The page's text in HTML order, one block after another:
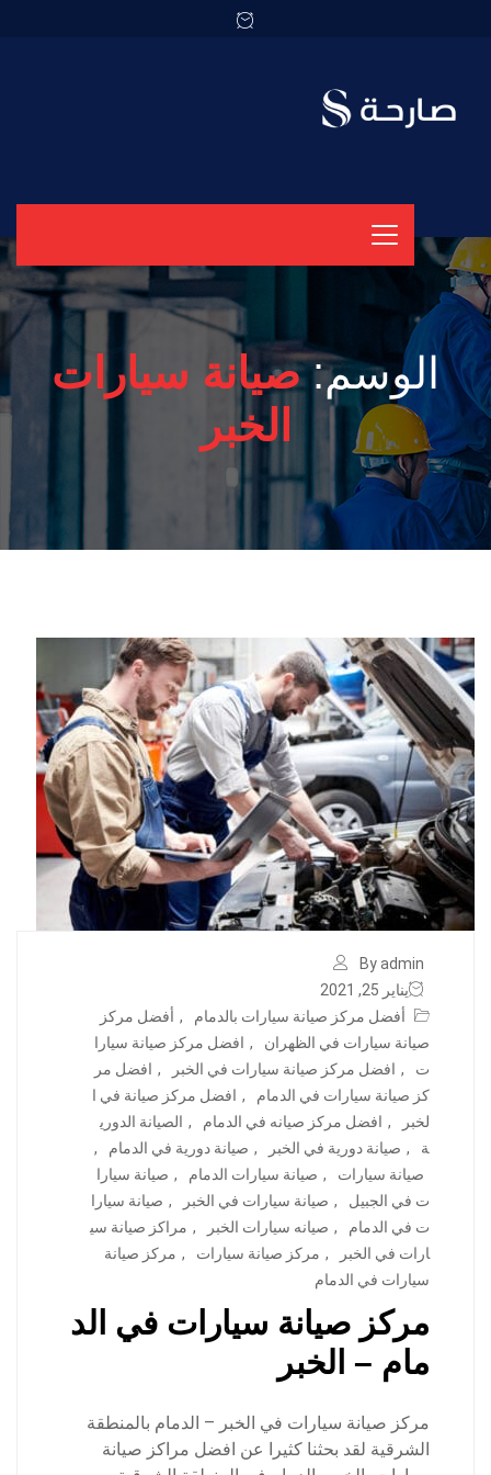
الوسم:صيانة سيارات
الخبر
By admin
يناير 25, 2021
أفضل مركز صيانة سيارات بالدمام
, أفضل مركز
صيانة سيارات في الظهران
, افضل مركز صيانة سيارا
ت
, افضل مركز صيانة سيارات في الخبر , افضل مر
كز صيانة سيارات في الدمام
, افضل مركز صيانة في ا
لخبر
, افضل مركز صيانه في الدمام , الصيانة الدوري
ة
, صيانة دورية في الخبر , صيانة دورية في الدمام
,
صيانة سيارات
, صيانة سيارات الدمام , صيانة سيارا
ت في الجبيل
, صيانة سيارات في الخبر , صيانة سيارا
ت في الدمام
, صيانه سيارات الخبر , مراكز صيانة سي
ارات في الخبر
, مركز صيانة سيارات , مركز صيانة
سيارات في الدمام
مركز صيانة سيارات في الد
مام – الخبر
مركز صيانة سيارات في الخبر – الدمام بالمنطقة
الشرقية لقد بحثنا كثيرا عن افضل مراكز صيانة